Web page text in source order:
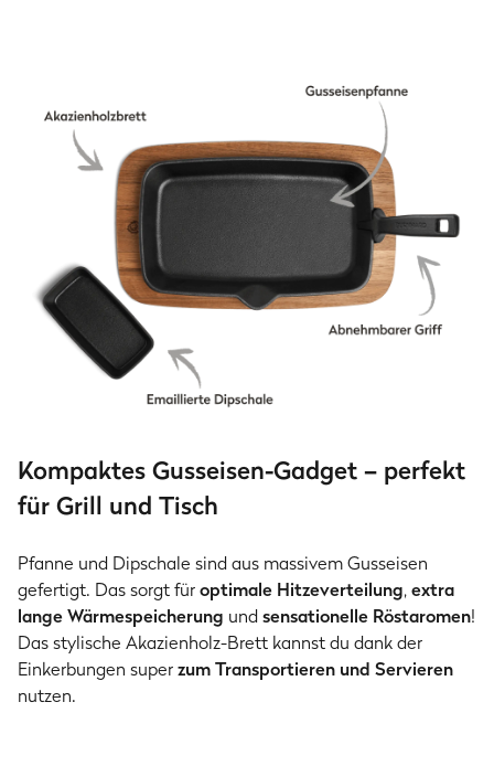
Kompaktes Gusseisen-Gadget – perfekt
für Grill und Tisch
Pfanne und Dipschale sind aus massivem Gusseisen
gefertigt. Das sorgt füroptimale Hitzeverteilung,extra
lange Wärmespeicherung undsensationelle Röstaromen!
Das stylische Akazienholz-Brett kannst du dank der
Einkerbungen superzum Transportieren und Servieren
nutzen.